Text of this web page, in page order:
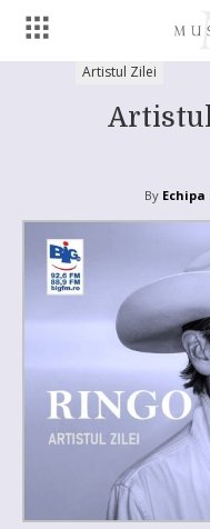
Artistul Zilei
By Echipa